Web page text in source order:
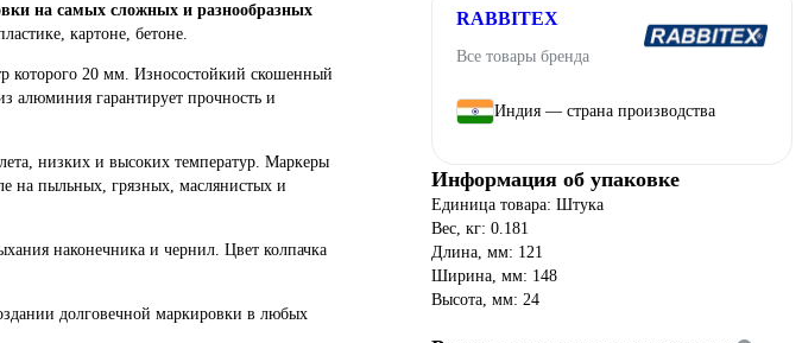
на самых сложных и разнообразных
картоне, бетоне.
которого 20 мм. Износостойкий скошенный
алюминия гарантирует прочность и
низких и высоких температур. Маркеры
на пыльных, грязных, маслянистых и
наконечника и чернил. Цвет колпачка
долговечной маркировки в любых
RABBITEX
Все товары бренда
Индия — страна производства
Информация об упаковке
Единица товара: Штука
Вес, кг: 0.181
Длина, мм: 121
Ширина, мм: 148
Высота, мм: 24